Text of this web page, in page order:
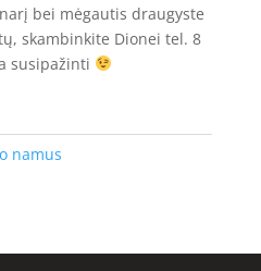
bei mėgautis draugyste
skambinkite Dionei tel. 8
susipažinti
namus